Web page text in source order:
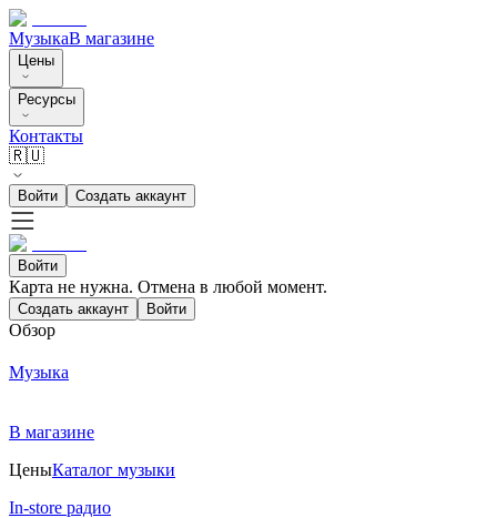
МузыкаВ магазине
Цены
Ресурсы
Контакты
🇷🇺
Войти Создать аккаунт
Войти
Карта не нужна. Отмена в любой момент.
Создать аккаунт Войти
Обзор
Музыка
В магазине
ЦеныКаталог музыки
In-store радио